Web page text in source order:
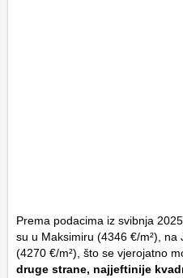
Prema podacima iz svibnja
su u Maksimiru (4346 €/m²), na
(4270 €/m²), što se vjerojatno
druge strane, najjeftinije